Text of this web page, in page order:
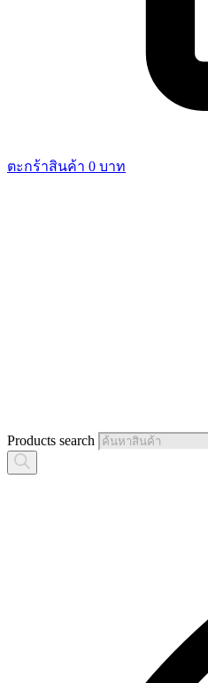
ตะกร้าสินค้า 0 บาท
Products search